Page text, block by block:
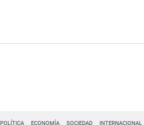
POLÍTICA ECONOMÍA SOCIEDAD INTERNACIONAL